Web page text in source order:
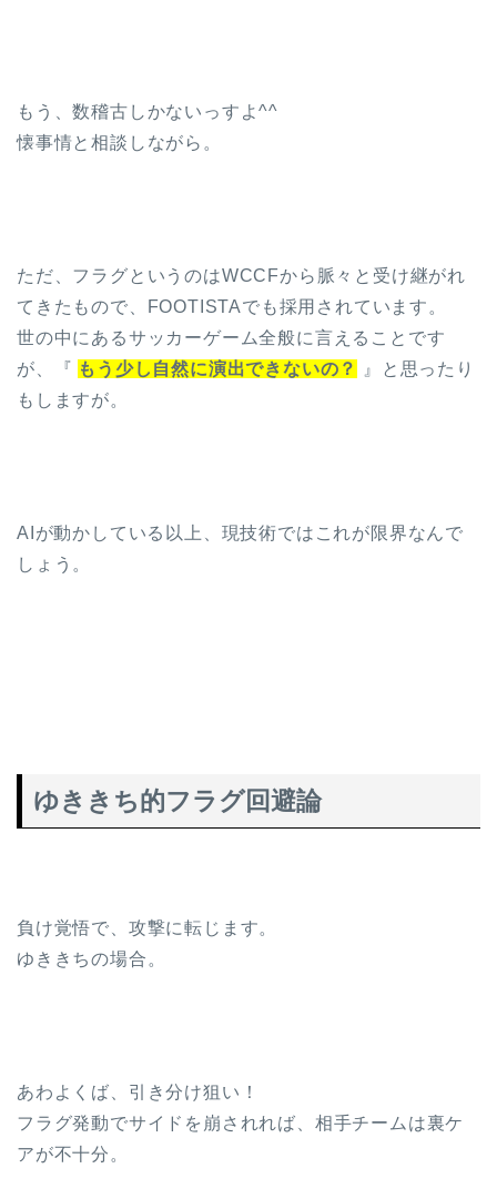
もう、数稽古しかないっすよ^^
懐事情と相談しながら。
ただ、フラグというのはWCCFから脈々と受け継がれ
てきたもので、FOOTISTAでも採用されています。
世の中にあるサッカーゲーム全般に言えることです
が、『
もう少し自然に演出できないの？
』と思ったり
もしますが。
AIが動かしている以上、現技術ではこれが限界なんで
しょう。
ゆききち的フラグ回避論
負け覚悟で、攻撃に転じます。
ゆききちの場合。
あわよくば、引き分け狙い！
フラグ発動でサイドを崩されれば、相手チームは裏ケ
アが不十分。